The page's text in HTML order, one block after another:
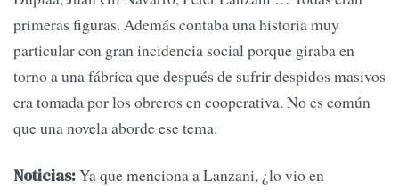
primeras figuras. Además contaba una historia muy
particular con gran incidencia social porque giraba en
torno a una fábrica que después de sufrir despidos masivos
era tomada por los obreros en cooperativa. No es común
que una novela aborde ese tema.
Noticias:Ya que menciona a Lanzani, ¿lo vio en